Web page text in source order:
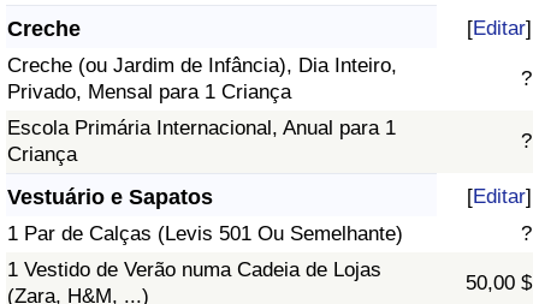
Creche [Editar]
Creche (ou Jardim de Infância), Dia Inteiro,
Privado, Mensal para 1 Criança
?
Escola Primária Internacional, Anual para 1
Criança
?
Vestuário e Sapatos [Editar]
1 Par de Calças (Levis 501 Ou Semelhante)
?
1 Vestido de Verão numa Cadeia de Lojas
(Zara, H&M, ...)
50,00 $